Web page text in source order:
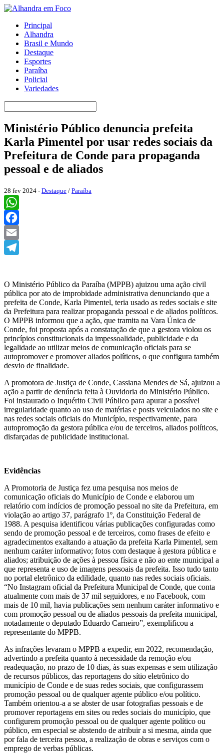
Principal
Alhandra
Brasil e Mundo
Destaque
Esportes
Paraíba
Policial
Variedades
Ministério Público denuncia prefeita
Karla Pimentel por usar redes sociais da
Prefeitura de Conde para propaganda
pessoal e de aliados
28 fev 2024 - Destaque / Paraíba
WhatsApp
Facebook
Email
O Ministério Público da Paraíba (MPPB) ajuizou uma ação civil
pública por ato de improbidade administrativa denunciando que a
prefeita de Conde, Karla Pimentel, teria usado as redes sociais e site
da Prefeitura para realizar propaganda pessoal e de aliados políticos.
O MPPB informou que a ação, que tramita na Vara Única de
Conde, foi proposta após a constatação de que a gestora violou os
princípios constitucionais da impessoalidade, publicidade e da
legalidade ao utilizar meios de comunicação oficiais para se
autopromover e promover aliados políticos, o que configura também
desvio de finalidade.
A promotora de Justiça de Conde, Cassiana Mendes de Sá, ajuizou a
ação a partir de denúncia feita à Ouvidoria do Ministério Público.
Foi instaurado o Inquérito Civil Público para apurar a possível
irregularidade quanto ao uso de matérias e posts veiculados no site e
nas redes sociais oficiais do Município, respectivamente, para
autopromoção da gestora pública e/ou de terceiros, aliados políticos,
disfarçadas de publicidade institucional.
Evidências
A Promotoria de Justiça fez uma pesquisa nos meios de
comunicação oficiais do Município de Conde e elaborou um
relatório com indícios de promoção pessoal no site da Prefeitura, em
violação ao artigo 37, parágrafo 1º, da Constituição Federal de
1988. A pesquisa identificou várias publicações configuradas como
sendo de promoção pessoal e de terceiros, como frases de efeito e
agradecimentos exaltando a atuação da prefeita Karla Pimentel, sem
nenhum caráter informativo; fotos com destaque à gestora pública e
aliados; atribuição de ações à pessoa física e não ao ente municipal a
que representa e uso de imagens pessoais da prefeita. Isso tudo tanto
no portal eletrônico da edilidade, quanto nas redes sociais oficiais.
“No Instagram oficial da Prefeitura Municipal de Conde, que conta
atualmente com mais de 37 mil seguidores, e no Facebook, com
mais de 10 mil, havia publicações sem nenhum caráter informativo e
com promoção pessoal ou de aliados pessoais da prefeita municipal,
notadamente o deputado Eduardo Carneiro”, exemplificou a
representante do MPPB.
As infrações levaram o MPPB a expedir, em 2022, recomendação,
advertindo a prefeita quanto à necessidade da remoção e/ou
readequação, no prazo de 10 dias, às suas expensas e sem utilização
de recursos públicos, das reportagens do sítio eletrônico do
município de Conde e de suas redes sociais, que configurassem
promoção pessoal ou de qualquer agente público e/ou político.
Também orientou-a a se abster de usar fotografias pessoais e de
promover reportagens em sites ou redes sociais do município, que
configurem promoção pessoal ou de qualquer agente político ou
público, em especial se abstendo de atribuir a si mesma, ainda que
por fala de terceira pessoa, a realização de obras e serviços com o
emprego de verbas públicas.